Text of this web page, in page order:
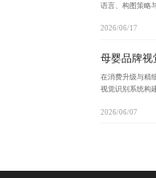
语言、构图策略
媒介表现形式成
2026/06/17
母婴品牌视
在消费升级与精
视觉识别系统构
牌实现差异化竞
2026/06/07